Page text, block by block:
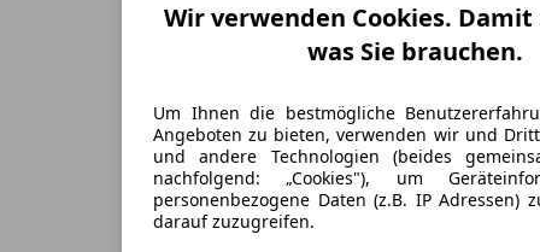
Wir verwenden Cookies.
was Sie brauchen.
Um Ihnen die bestmögliche
Angeboten zu bieten, verwenden wir und
und andere Technologien (beides
nachfolgend: „Cookies"), um
personenbezogene Daten (z.B. IP Adressen)
darauf zuzugreifen.